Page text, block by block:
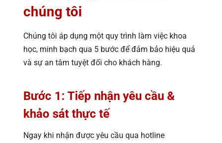
chúng tôi
Chúng tôi áp dụng một quy trình làm việc khoa
học, minh bạch qua 5 bước để đảm bảo hiệu quả
và sự an tâm tuyệt đối cho khách hàng.
Bước 1: Tiếp nhận yêu cầu &
khảo sát thực tế
Ngay khi nhận được yêu cầu qua hotline